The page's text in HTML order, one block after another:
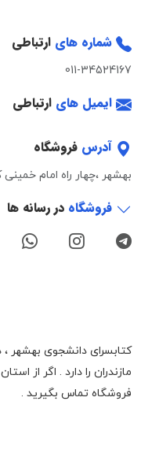
شماره های ارتباطی
011-34524167
ایمیل های ارتباطی
آدرس فروشگاه
بهشهر ،چهار راه امام
فروشگاه در رسانه ها
کتابسرای دانشجوی بهشهر
مازندران را دارد . اگر از
فروشگاه تماس بگیرید .